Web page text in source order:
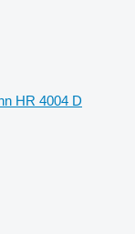
HR 4004 D